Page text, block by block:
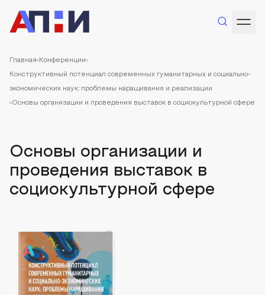
Главная Конференции
Конструктивный потенциал современных гуманитарных и социально-
экономических наук: проблемы наращивания и реализации
Основы организации и проведения выставок в социокультурной сфере
Основы организации и
проведения выставок в
социокультурной сфере